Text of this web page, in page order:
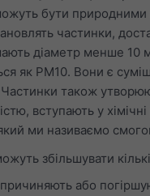
бути природними
частинки,
діаметр менше 10
як PM10. Вони є
також
вступають у
ми називаємо
збільшувати
або